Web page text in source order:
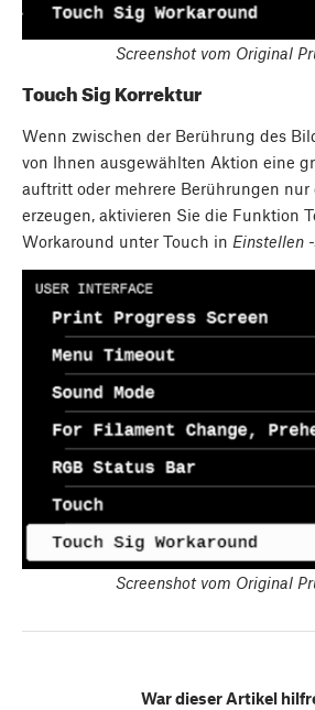
Screenshot vom Original
Touch Sig Korrektur
Wenn zwischen der Berührung des
von Ihnen ausgewählten Aktion eine
auftritt oder mehrere Berührungen nur
erzeugen, aktivieren Sie die Funktion
Workaround unter Touch in Einstellen
Screenshot vom Original
War dieser Artikel